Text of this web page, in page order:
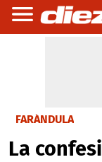
FARÁNDULA
La